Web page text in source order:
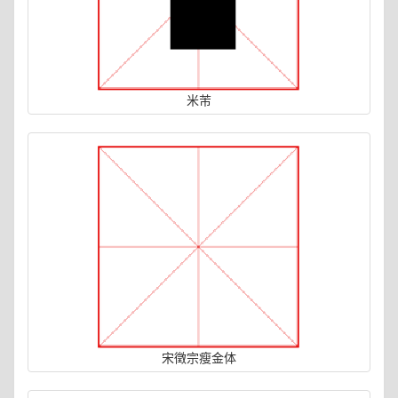
米芾
宋徵宗瘦金体